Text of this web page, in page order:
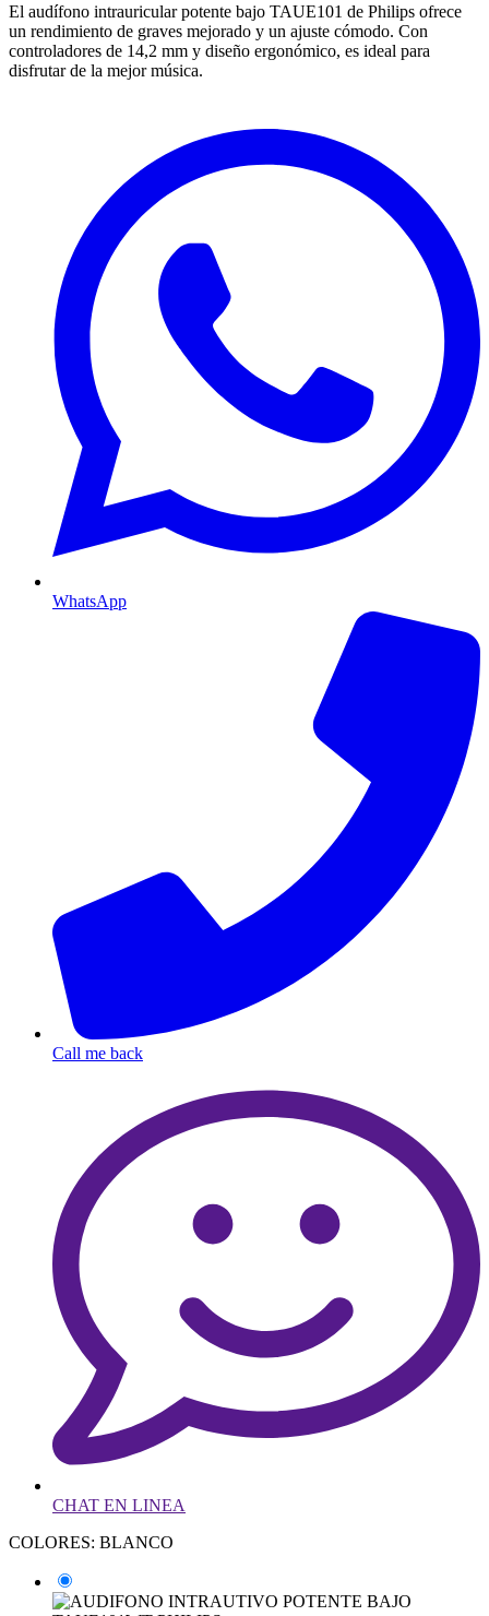
El audífono intrauricular potente bajo TAUE101 de Philips ofrece
un rendimiento de graves mejorado y un ajuste cómodo. Con
controladores de 14,2 mm y diseño ergonómico, es ideal para
disfrutar de la mejor música.
WhatsApp
Call me back
CHAT EN LINEA
COLORES: BLANCO